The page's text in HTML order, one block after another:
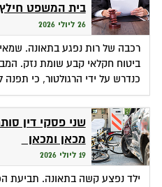
בית המשפט
26 ליולי 2026
רכבה של רות נפגע בתאונה.
ביטוח חקלאי קבע שומת נזק.
כנדרש על ידי הרגולטור, כי
שני פסקי דין
מכאן ומכאן
19 ליולי 2026
ילד נפצע קשה בתאונה. תביעת